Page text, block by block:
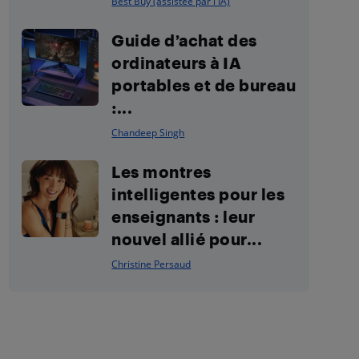
Guide d’achat des
ordinateurs à IA
portables et de bureau
:...
Chandeep Singh
Les montres
intelligentes pour les
enseignants : leur
nouvel allié pour...
Christine Persaud